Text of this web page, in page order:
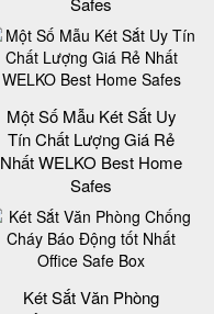
Một Số Mẫu Két Sắt Uy
Tín Chất Lượng Giá Rẻ
Nhất WELKO Best Home
Safes
Két Sắt Văn Phòng